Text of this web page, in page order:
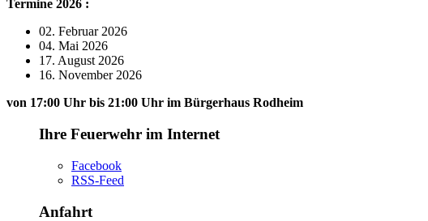
Termine 2026 :
02. Februar 2026
04. Mai 2026
17. August 2026
16. November 2026
von 17:00 Uhr bis 21:00 Uhr im Bürgerhaus Rodheim
Ihre Feuerwehr im Internet
Facebook
RSS-Feed
Anfahrt